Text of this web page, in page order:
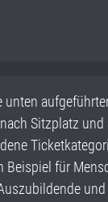
unten
Sitzplatz und
Beispiel für